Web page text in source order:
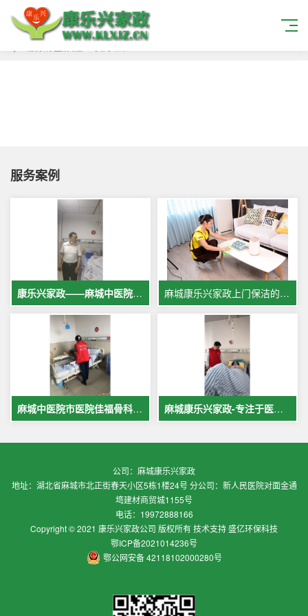
服务案例
康乐兴家政——麻城中医院专业护工服务，让爱与专业同行 麻城康乐兴家政上门保洁的案例
麻城中医院市医院佳福骨科医院铁路医院护工案例展示 麻城康乐兴家政-专注于医院护理，致力于打造全麻城优质护工护理
公司：麻城康乐兴家政
地址：湖北省麻城市北正街春天小区5栋1楼24号 分公司：新人民医院对面金通
塆建材商贸城1155号
电话：19972888166
Copyright © 2021 康乐兴家政公司 版权所有 技术支持 盛亿环保科技
鄂ICP备2021014236号
鄂公网安备 42118102000280号